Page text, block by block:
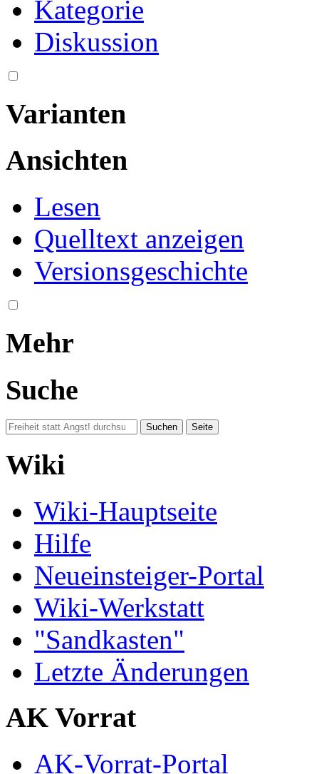
Kategorie
Diskussion
Varianten
Ansichten
Lesen
Quelltext anzeigen
Versionsgeschichte
Mehr
Suche
Wiki
Wiki-Hauptseite
Hilfe
Neueinsteiger-Portal
Wiki-Werkstatt
"Sandkasten"
Letzte Änderungen
AK Vorrat
AK-Vorrat-Portal